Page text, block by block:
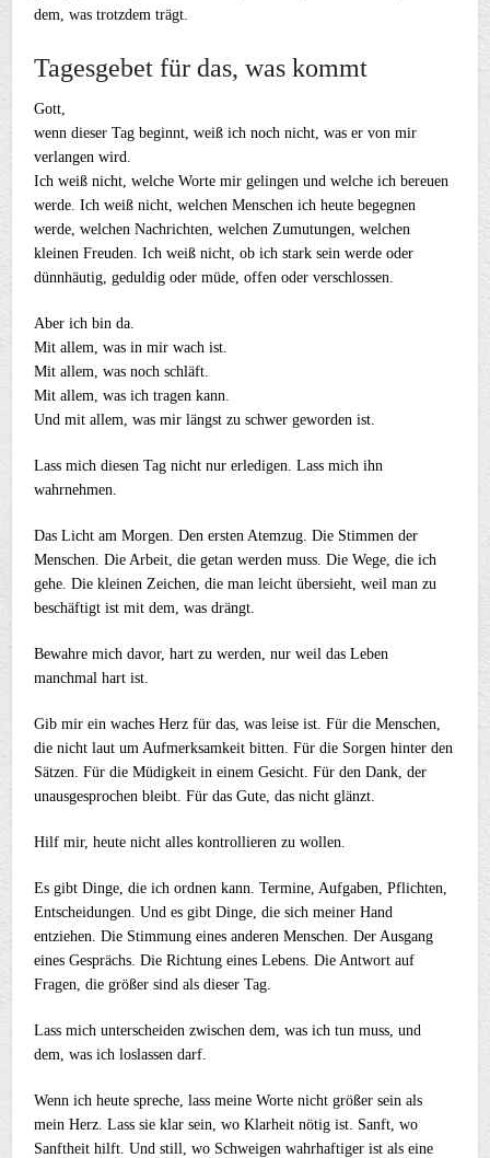
dem, was trotzdem trägt.
Tagesgebet für das, was kommt
Gott,
wenn dieser Tag beginnt, weiß ich noch nicht, was er von mir
verlangen wird.
Ich weiß nicht, welche Worte mir gelingen und welche ich bereuen
werde. Ich weiß nicht, welchen Menschen ich heute begegnen
werde, welchen Nachrichten, welchen Zumutungen, welchen
kleinen Freuden. Ich weiß nicht, ob ich stark sein werde oder
dünnhäutig, geduldig oder müde, offen oder verschlossen.
Aber ich bin da.
Mit allem, was in mir wach ist.
Mit allem, was noch schläft.
Mit allem, was ich tragen kann.
Und mit allem, was mir längst zu schwer geworden ist.
Lass mich diesen Tag nicht nur erledigen. Lass mich ihn
wahrnehmen.
Das Licht am Morgen. Den ersten Atemzug. Die Stimmen der
Menschen. Die Arbeit, die getan werden muss. Die Wege, die ich
gehe. Die kleinen Zeichen, die man leicht übersieht, weil man zu
beschäftigt ist mit dem, was drängt.
Bewahre mich davor, hart zu werden, nur weil das Leben
manchmal hart ist.
Gib mir ein waches Herz für das, was leise ist. Für die Menschen,
die nicht laut um Aufmerksamkeit bitten. Für die Sorgen hinter den
Sätzen. Für die Müdigkeit in einem Gesicht. Für den Dank, der
unausgesprochen bleibt. Für das Gute, das nicht glänzt.
Hilf mir, heute nicht alles kontrollieren zu wollen.
Es gibt Dinge, die ich ordnen kann. Termine, Aufgaben, Pflichten,
Entscheidungen. Und es gibt Dinge, die sich meiner Hand
entziehen. Die Stimmung eines anderen Menschen. Der Ausgang
eines Gesprächs. Die Richtung eines Lebens. Die Antwort auf
Fragen, die größer sind als dieser Tag.
Lass mich unterscheiden zwischen dem, was ich tun muss, und
dem, was ich loslassen darf.
Wenn ich heute spreche, lass meine Worte nicht größer sein als
mein Herz. Lass sie klar sein, wo Klarheit nötig ist. Sanft, wo
Sanftheit hilft. Und still, wo Schweigen wahrhaftiger ist als eine